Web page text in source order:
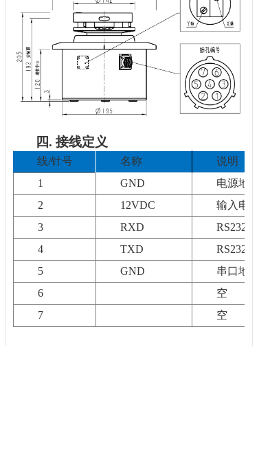
四. 接线定义
线/针号 名称
说明
1
GND
电源地
2
12VDC
输入电源
3
RXD RS232
4
TXD RS232
5
GND
串口地
6
空
7
空